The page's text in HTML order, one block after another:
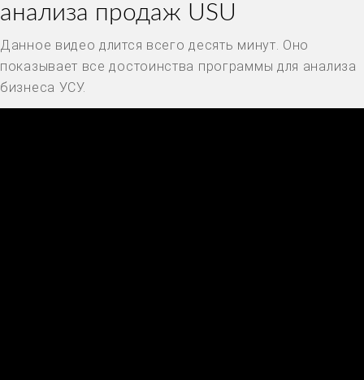
анализа продаж USU
Данное видео длится всего десять минут. Оно
показывает все достоинства программы для анализа
бизнеса УСУ.